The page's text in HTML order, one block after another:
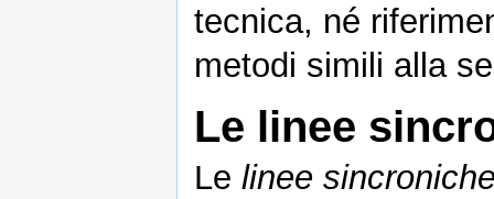
tecnica, né
metodi simili alla
Le linee
Le linee